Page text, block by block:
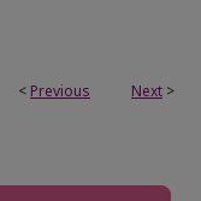
< Previous Next >